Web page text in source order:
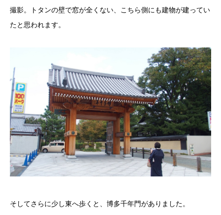
撮影。トタンの壁で窓が全くない、こちら側にも建物が建ってい
たと思われます。
そしてさらに少し東へ歩くと、博多千年門がありました。